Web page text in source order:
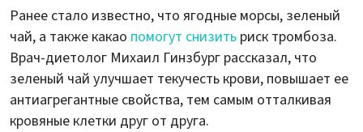
Ранее стало известно, что ягодные морсы, зеленый
чай, а также какао помогут снизить риск тромбоза.
Врач-диетолог Михаил Гинзбург рассказал, что
зеленый чай улучшает текучесть крови, повышает ее
антиагрегантные свойства, тем самым отталкивая
кровяные клетки друг от друга.